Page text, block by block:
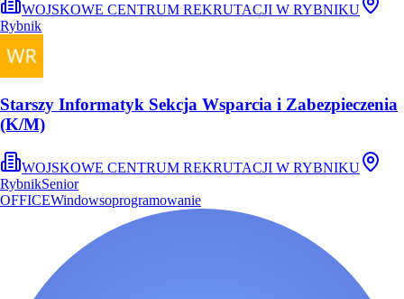
WOJSKOWE CENTRUM REKRUTACJI W RYBNIKU
Rybnik
Starszy Informatyk Sekcja Wsparcia i Zabezpieczenia
(K/M)
WOJSKOWE CENTRUM REKRUTACJI W RYBNIKU
RybnikSenior
OFFICEWindowsoprogramowanie